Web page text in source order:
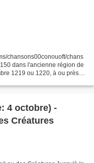
chansons00conouoft/chans
dans l'ancienne région de
1219 ou 1220, à ou près
4 octobre) -
Créatures